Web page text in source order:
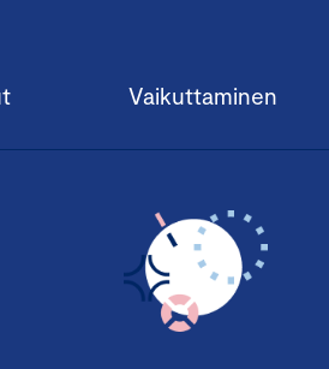
Vaikuttaminen